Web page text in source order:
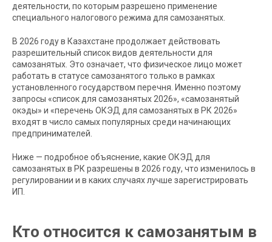
деятельности, по которым разрешено применение
специального налогового режима для самозанятых.
В 2026 году в Казахстане продолжает действовать
разрешительный список видов деятельности для
самозанятых. Это означает, что физическое лицо может
работать в статусе самозанятого только в рамках
установленного государством перечня. Именно поэтому
запросы «список для самозанятых 2026», «самозанятый
окэды» и «перечень ОКЭД для самозанятых в РК 2026»
входят в число самых популярных среди начинающих
предпринимателей.
Ниже — подробное объяснение, какие ОКЭД для
самозанятых в РК разрешены в 2026 году, что изменилось в
регулировании и в каких случаях лучше зарегистрировать
ИП.
Кто относится к самозанятым в